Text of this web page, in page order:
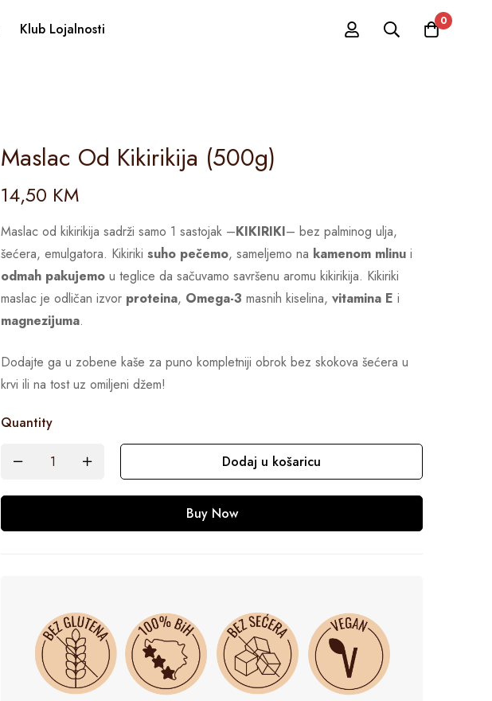
Klub Lojalnosti 0
Maslac Od Kikirikija (500g)
14,50 KM
Maslac od kikirikija sadrži samo 1 sastojak –KIKIRIKI– bez palminog ulja,
šećera, emulgatora. Kikiriki suho pečemo, sameljemo na kamenom mlinu i
odmah pakujemo u teglice da sačuvamo savršenu aromu kikirikija. Kikiriki
maslac je odličan izvor proteina, Omega-3 masnih kiselina, vitamina E i
magnezijuma.
Dodajte ga u zobene kaše za puno kompletniji obrok bez skokova šećera u
krvi ili na tost uz omiljeni džem!
Quantity
Dodaj u košaricu
Buy Now